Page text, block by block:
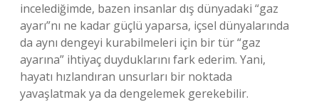
incelediğimde, bazen insanlar dış dünyadaki “gaz
ayarı”nı ne kadar güçlü yaparsa, içsel dünyalarında
da aynı dengeyi kurabilmeleri için bir tür “gaz
ayarına” ihtiyaç duyduklarını fark ederim. Yani,
hayatı hızlandıran unsurları bir noktada
yavaşlatmak ya da dengelemek gerekebilir.